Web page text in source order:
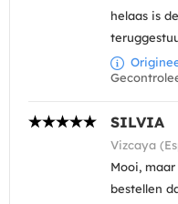
helaas is
SILVIA
Vizcaya
Mooi,
bestellen